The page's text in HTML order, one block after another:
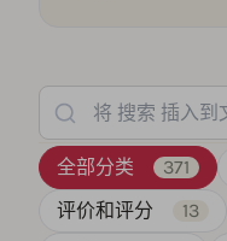
将 搜索 插入到文章中...
全部分类 371
评价和评分
13